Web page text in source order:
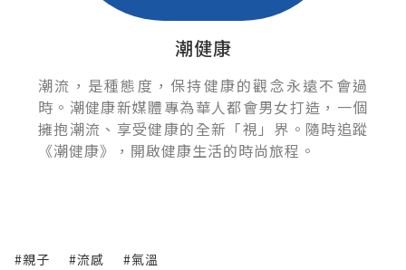
潮健康
潮流，是種態度，保持健康的觀念永遠不會過
時。潮健康新媒體專為華人都會男女打造，一個
擁抱潮流、享受健康的全新「視」界。隨時追蹤
《潮健康》，開啟健康生活的時尚旅程。
#親子 #流感 #氣溫